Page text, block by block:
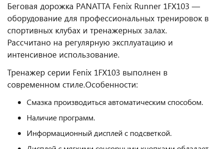
Беговая дорожка PANATTA Fenix Runner 1FX103 —
оборудование для профессиональных тренировок в
спортивных клубах и тренажерных залах.
Рассчитано на регулярную эксплуатацию и
интенсивное использование.
Тренажер серии Fenix 1FX103 выполнен в
современном стиле.Особенности:
Смазка производиться автоматическим способом.
Наличие программ.
Информационный дисплей с подсветкой.